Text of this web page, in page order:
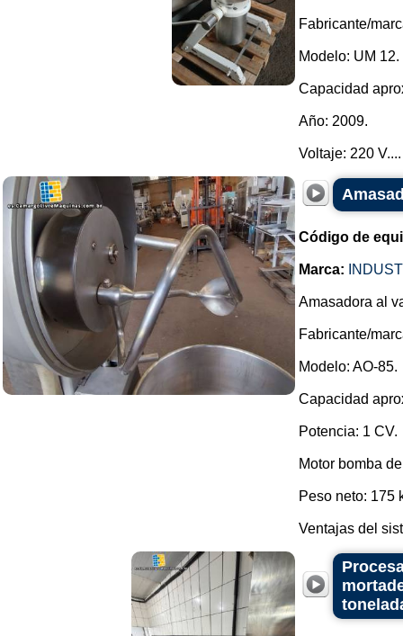
Fabricante/
Modelo: UM 12.
Capacidad
Año: 2009.
Voltaje: 220 V....
Código de
Marca:
Amasadora al
Fabricante/
Modelo: AO-85.
Capacidad
Potencia: 1 CV.
Motor bomba
Peso neto: 175
Ventajas del